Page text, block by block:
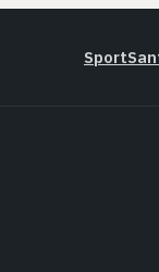
Sport